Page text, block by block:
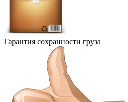
Гарантия сохранности груза